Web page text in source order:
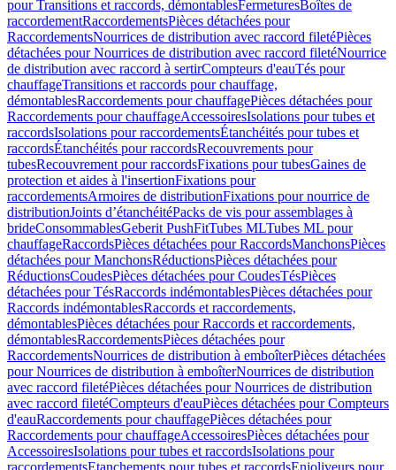
pour Transitions et raccords, démontablesFermeturesBoîtes de
raccordementRaccordementsPièces détachées pour
RaccordementsNourrices de distribution avec raccord filetéPièces
détachées pour Nourrices de distribution avec raccord filetéNourrice
de distribution avec raccord à sertirCompteurs d'eauTés pour
chauffageTransitions et raccords pour chauffage,
démontablesRaccordements pour chauffagePièces détachées pour
Raccordements pour chauffageAccessoiresIsolations pour tubes et
raccordsIsolations pour raccordementsÉtanchéités pour tubes et
raccordsÉtanchéités pour raccordsRecouvrements pour
tubesRecouvrement pour raccordsFixations pour tubesGaines de
protection et aides à l'insertionFixations pour
raccordementsArmoires de distributionFixations pour nourrice de
distributionJoints d’étanchéitéPacks de vis pour assemblages à
brideConsommablesGeberit PushFitTubes MLTubes ML pour
chauffageRaccordsPièces détachées pour RaccordsManchonsPièces
détachées pour ManchonsRéductionsPièces détachées pour
RéductionsCoudesPièces détachées pour CoudesTésPièces
détachées pour TésRaccords indémontablesPièces détachées pour
Raccords indémontablesRaccords et raccordements,
démontablesPièces détachées pour Raccords et raccordements,
démontablesRaccordementsPièces détachées pour
RaccordementsNourrices de distribution à emboîterPièces détachées
pour Nourrices de distribution à emboîterNourrices de distribution
avec raccord filetéPièces détachées pour Nourrices de distribution
avec raccord filetéCompteurs d'eauPièces détachées pour Compteurs
d'eauRaccordements pour chauffagePièces détachées pour
Raccordements pour chauffageAccessoiresPièces détachées pour
AccessoiresIsolations pour tubes et raccordsIsolations pour
raccordementsEtanchements pour tubes et raccordsEnjoliveurs pour